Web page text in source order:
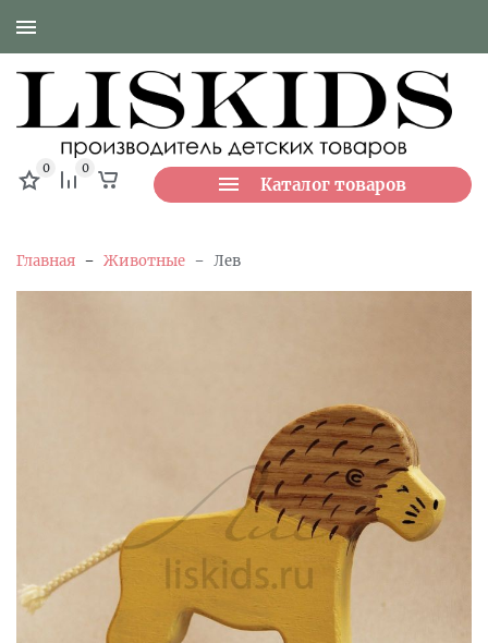
Каталог товаров
0 0
Главная - Животные - Лев